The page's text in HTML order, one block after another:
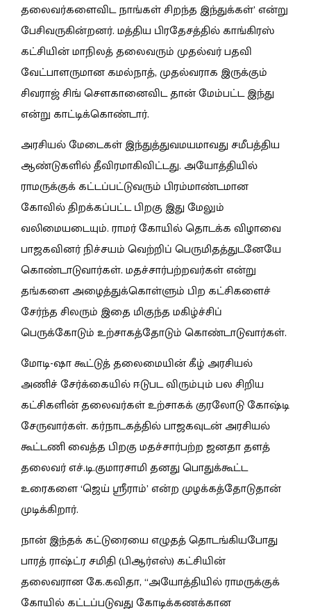
தலைவர்களைவிட நாங்கள் சிறந்த இந்துக்கள்’ என்று
பேசிவருகின்றனர். மத்திய பிரதேசத்தில் காங்கிரஸ்
கட்சியின் மாநிலத் தலைவரும் முதல்வர் பதவி
வேட்பாளருமான கமல்நாத், முதல்வராக இருக்கும்
சிவராஜ் சிங் சௌகானைவிட தான் மேம்பட்ட இந்து
என்று காட்டிக்கொண்டார்.
அரசியல் மேடைகள் இந்துத்துவமயமாவது சமீபத்திய
ஆண்டுகளில் தீவிரமாகிவிட்டது. அயோத்தியில்
ராமருக்குக் கட்டப்பட்டுவரும் பிரம்மாண்டமான
கோவில் திறக்கப்பட்ட பிறகு இது மேலும்
வலிமையடையும். ராமர் கோயில் தொடக்க விழாவை
பாஜகவினர் நிச்சயம் வெற்றிப் பெருமிதத்துடனேயே
கொண்டாடுவார்கள். மதச்சார்பற்றவர்கள் என்று
தங்களை அழைத்துக்கொள்ளும் பிற கட்சிகளைச்
சேர்ந்த சிலரும் இதை மிகுந்த மகிழ்ச்சிப்
பெருக்கோடும் உற்சாகத்தோடும் கொண்டாடுவார்கள்.
மோடி-ஷா கூட்டுத் தலைமையின் கீழ் அரசியல்
அணிச் சேர்க்கையில் ஈடுபட விரும்பும் பல சிறிய
கட்சிகளின் தலைவர்கள் உற்சாகக் குரலோடு கோஷ்டி
சேருவார்கள். கர்நாடகத்தில் பாஜகவுடன் அரசியல்
கூட்டணி வைத்த பிறகு மதச்சார்பற்ற ஜனதா தளத்
தலைவர் எச்.டி.குமாரசாமி தனது பொதுக்கூட்ட
உரைகளை ‘ஜெய் ஸ்ரீராம்’ என்ற முழக்கத்தோடுதான்
முடிக்கிறார்.
நான் இந்தக் கட்டுரையை எழுதத் தொடங்கியபோது
பாரத் ராஷ்ட்ர சமிதி (பிஆர்எஸ்) கட்சியின்
தலைவரான கே.கவிதா, “அயோத்தியில் ராமருக்குக்
கோயில் கட்டப்படுவது கோடிக்கணக்கான